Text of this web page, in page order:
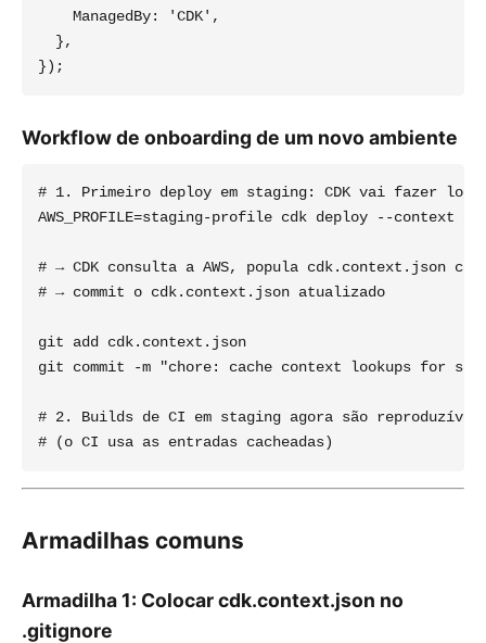
    ManagedBy: 'CDK',
  },
Workflow de onboarding de um novo ambiente
# 1. Primeiro deploy em staging: CDK vai fazer
AWS_PROFILE=staging-profile cdk deploy --context
# → CDK consulta a AWS, popula cdk.context.json
# → commit o cdk.context.json atualizado
git add cdk.context.json
git commit -m "chore: cache context lookups for
# 2. Builds de CI em staging agora são
Armadilhas comuns
Armadilha 1: Colocar cdk.context.json no
.gitignore